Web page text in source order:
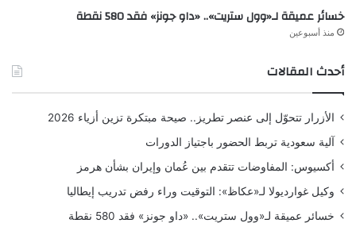
خسائر عميقة لـ«وول ستريت».. «داو جونز» فقد 580 نقطة
منذ أسبوعين
أحدث المقالات
الأزرار تتحوّل إلى عنصر تطريز.. صيحة مبتكرة تزين أزياء 2026
آلية سعودية تربط الحضور باجتياز الدورات
أكسيوس: المفاوضات تتقدم بين عُمان وإيران بشأن هرمز
وكيل غوارديولا لـ«عكاظ»: التوقيت وراء رفض تدريب إيطاليا
خسائر عميقة لـ«وول ستريت».. «داو جونز» فقد 580 نقطة